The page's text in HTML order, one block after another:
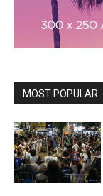
MOST POPULAR